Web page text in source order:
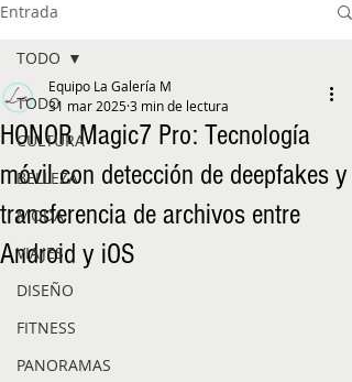
Entrada
TODO
CULTURA
BELLEZA
MODA
VIAJES
DISEÑO
FITNESS
PANORAMAS
TODO
HONOR Magic7 Pro: Tecnología
móvil con detección de deepfakes y
transferencia de archivos entre
Android y iOS
Equipo La Galería M
31 mar 20253 min de lectura